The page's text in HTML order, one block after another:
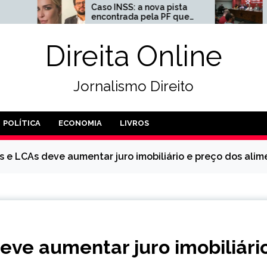
Caso INSS: a nova pista
encontrada pela PF que
liga lobista a ex-assessor
Disputa pelo
quebra-pau
Direita Online
Jornalismo Direito
POLÍTICA ECONOMIA LIVROS
e LCAs deve aumentar juro imobiliário e preço dos
aumentar juro